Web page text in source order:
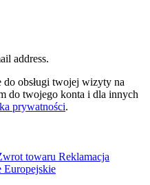
address.
do obsługi twojej wizyty na
do twojego konta i dla innych
prywatności.
towaru Reklamacja
Europejskie